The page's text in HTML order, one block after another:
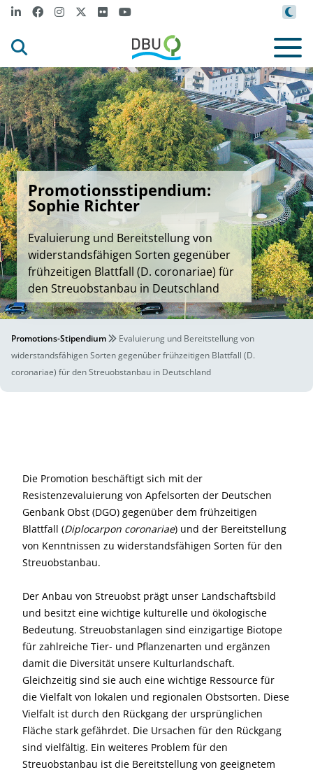
Promotionsstipendium:
Sophie Richter
Evaluierung und Bereitstellung von
widerstandsfähigen Sorten gegenüber
frühzeitigen Blattfall (D. coronariae) für
den Streuobstanbau in Deutschland
Promotions-Stipendium
Evaluierung und Bereitstellung von
widerstandsfähigen Sorten gegenüber frühzeitigen Blattfall (D.
coronariae) für den Streuobstanbau in Deutschland
Die Promotion beschäftigt sich mit der
Resistenzevaluierung von Apfelsorten der Deutschen
Genbank Obst (DGO) gegenüber dem frühzeitigen
Blattfall (Diplocarpon coronariae) und der Bereitstellung
von Kenntnissen zu widerstandsfähigen Sorten für den
Streuobstanbau.
Der Anbau von Streuobst prägt unser Landschaftsbild
und besitzt eine wichtige kulturelle und ökologische
Bedeutung. Streuobstanlagen sind einzigartige Biotope
für zahlreiche Tier- und Pflanzenarten und ergänzen
damit die Diversität unsere Kulturlandschaft.
Gleichzeitig sind sie auch eine wichtige Ressource für
die Vielfalt von lokalen und regionalen Obstsorten. Diese
Vielfalt ist durch den Rückgang der ursprünglichen
Fläche stark gefährdet. Die Ursachen für den Rückgang
sind vielfältig. Ein weiteres Problem für den
Streuobstanbau ist die Bereitstellung von geeignetem